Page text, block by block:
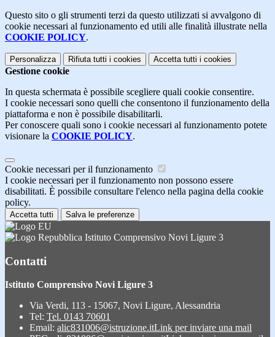
Questo sito o gli strumenti terzi da questo utilizzati si avvalgono di
cookie necessari al funzionamento ed utili alle finalità illustrate nella
COOKIE POLICY.
Personalizza Rifiuta tutti i cookies Accetta tutti i cookies
Gestione cookie
In questa schermata è possibile scegliere quali cookie consentire.
I cookie necessari sono quelli che consentono il funzionamento della
piattaforma e non è possibile disabilitarli.
Per conoscere quali sono i cookie necessari al funzionamento potete
visionare la COOKIE POLICY.
Cookie necessari per il funzionamento
I cookie necessari per il funzionamento non possono essere
disabilitati. È possibile consultare l'elenco nella pagina della cookie
policy.
Accetta tutti Salva le preferenze
Istituto Comprensivo Novi Ligure 3
Contatti
Istituto Comprensivo Novi Ligure 3
Via Verdi, 113 - 15067, Novi Ligure, Alessandria
Tel: Tel. 0143 70601
Email: alic831006@istruzione.itLink per inviare una mail